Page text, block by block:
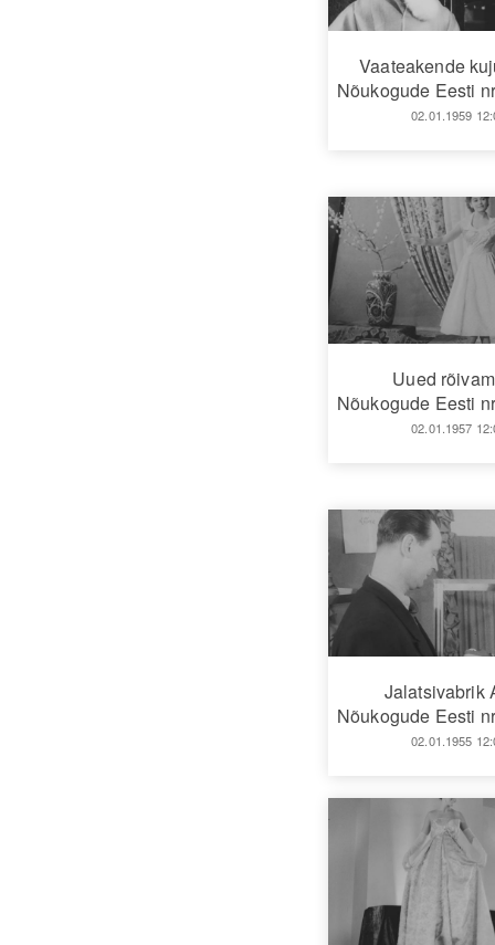
Vaateakende
Nõukogude Eesti
02.01.1959
Uued
Nõukogude Eesti
02.01.1957
Jalatsivabrik
Nõukogude Eesti
02.01.1955